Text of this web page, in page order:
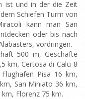
ist und in der die Zeit
Schiefen Turm von
kann man San
oder bis nach
vordringen.
500 m, Geschäfte
km, Certosa di Calci 8
Pisa 16 km,
San Miniato 36 km,
Florenz 75 km.